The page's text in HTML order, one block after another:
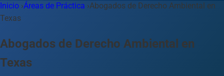
Llame 24/7 · 512-872-4400 Envíe un Texto
Acerca de Nosotros
Blog
Para Abogados
Inicio ›Áreas de Práctica ›Abogados de Derecho Ambiental en
Texas
Abogados de Derecho Ambiental en
Texas